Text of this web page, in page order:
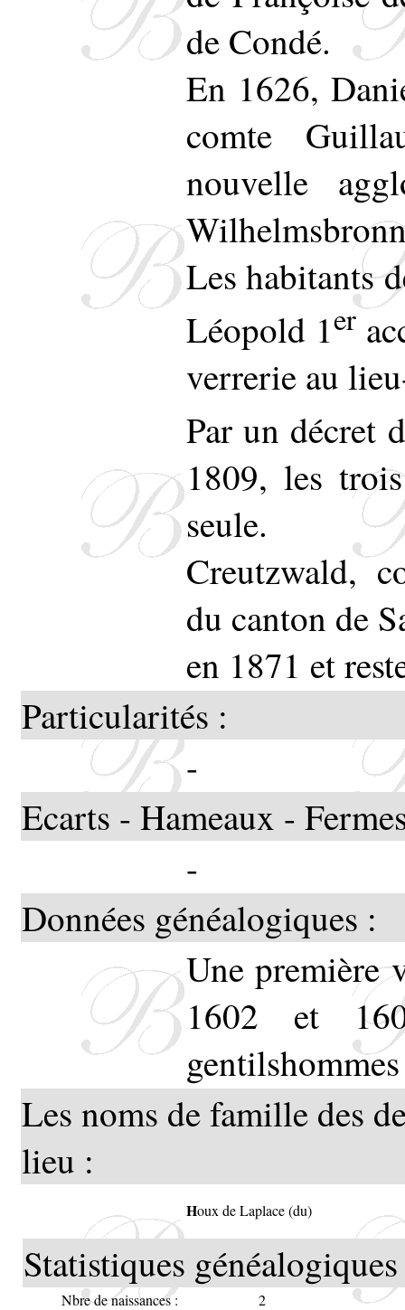
de Condé.
En 1626,
comte
nouvelle
Les habitants
Léopold 1er
verrerie au
Par un décret
1809, les
seule.
Creutzwald,
du canton de
en 1871 et
Particularités :
-
Ecarts - Hameaux -
-
Données généalogiques :
Une première
1602 et
Les noms de famille des
lieu :
Houx de Laplace (du)
Statistiques
Nbre de naissances :
2